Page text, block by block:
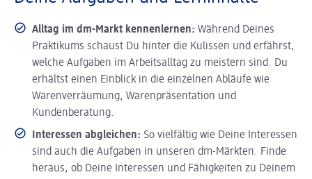
Alltag im dm-Markt kennenlernen: Während Deines
Praktikums schaust Du hinter die Kulissen und erfährst,
welche Aufgaben im Arbeitsalltag zu meistern sind. Du
erhältst einen Einblick in die einzelnen Abläufe wie
Warenverräumung, Warenpräsentation und
Kundenberatung.
Interessen abgleichen: So vielfältig wie Deine Interessen
sind auch die Aufgaben in unseren dm-Märkten. Finde
heraus, ob Deine Interessen und Fähigkeiten zu Deinem